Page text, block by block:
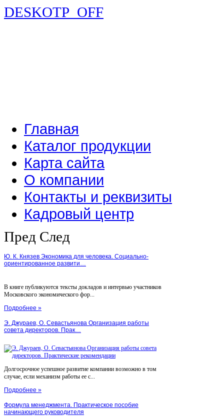
DESKOTP_OFF
Главная
Каталог продукции
Карта сайта
О компании
Контакты и реквизиты
Кадровый центр
Пред След
Ю. К. Князев Экономика для человека. Социально-
ориентированное развити…
В книге публикуются тексты докладов и интервью участников
Московского экономического фор...
Подробнее »
Э. Джураев, О. Севастьянова Организация работы
совета директоров. Прак…
Долгосрочное успешное развитие компании возможно в том
случае, если механизм работы ее с...
Подробнее »
Формула менеджмента. Практическое пособие
начинающего руководителя